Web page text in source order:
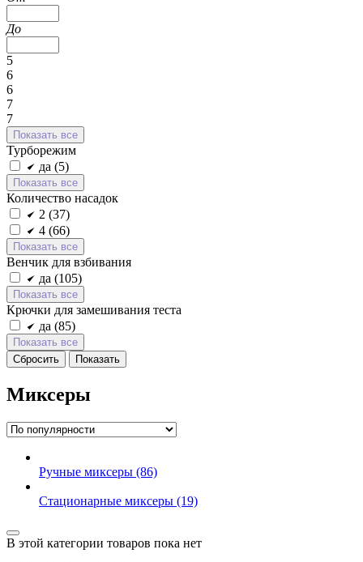
До
5
6
6
7
7
Показать все
Турборежим
да (5)
Показать все
Количество насадок
2 (37)
4 (66)
Показать все
Венчик для взбивания
да (105)
Показать все
Крючки для замешивания теста
да (85)
Показать все
Миксеры
Ручные миксеры (86)
Стационарные миксеры (19)
В этой категории товаров пока нет